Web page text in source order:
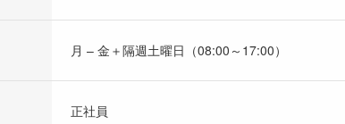
月 – 金＋隔週土曜日（08:00～17:00）
正社員